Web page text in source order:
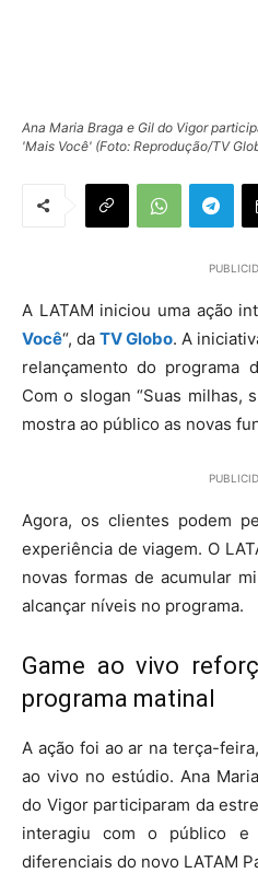
Ana Maria Braga e Gil do Vigor
'Mais Você' (Foto: Reprodução/TV
A LATAM iniciou uma ação
Você“, da TV Globo. A
relançamento do programa
Com o slogan “Suas milhas,
mostra ao público as novas
Agora, os clientes podem
experiência de viagem. O
novas formas de acumular
alcançar níveis no programa.
Game ao vivo
programa matinal
A ação foi ao ar na terça-
ao vivo no estúdio. Ana
do Vigor participaram da
interagiu com o público e
diferenciais do novo LATAM